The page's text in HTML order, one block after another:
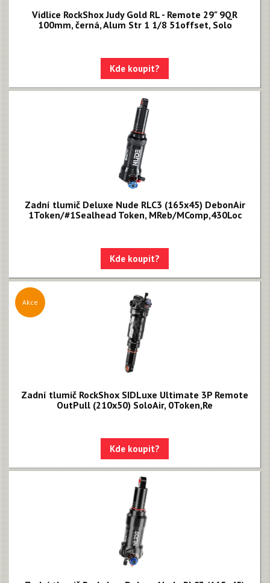
Vidlice RockShox Judy Gold RL - Remote 29" 9QR
100mm, černá, Alum Str 1 1/8 51offset, Solo
Kde koupit?
Zadní tlumič Deluxe Nude RLC3 (165x45) DebonAir
1Token/#1Sealhead Token, MReb/MComp,430Loc
Kde koupit?
Akce
Zadní tlumič RockShox SIDLuxe Ultimate 3P Remote
OutPull (210x50) SoloAir, 0Token,Re
Kde koupit?